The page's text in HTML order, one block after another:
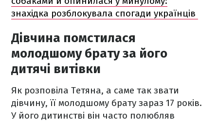
знахідка розблокувала спогади українців
Дівчина помстилася
молодшому брату за його
дитячі витівки
Як розповіла Тетяна, а саме так звати
дівчину, її молодшому брату зараз 17 років.
У його дитинстві він часто полюбляв